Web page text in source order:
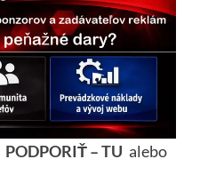
PODPORIŤ – TU alebo